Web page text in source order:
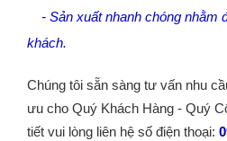
- Sản xuất nhanh chóng nhằm
khách.
Chúng tôi sẵn sàng tư vấn nhu
ưu cho Quý Khách Hàng - Quý
tiết vui lòng liên hệ số điện thoại: